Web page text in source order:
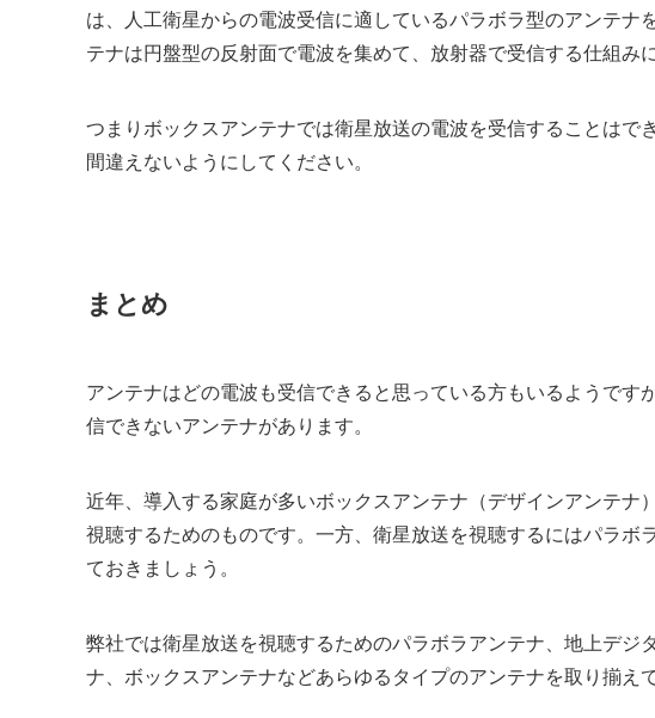
は、人工衛星からの電波受信に適しているパラボラ型のアンテナ
テナは円盤型の反射面で電波を集めて、放射器で受信する仕組み
つまりボックスアンテナでは衛星放送の電波を受信することはで
間違えないようにしてください。
まとめ
アンテナはどの電波も受信できると思っている方もいるようです
信できないアンテナがあります。
近年、導入する家庭が多いボックスアンテナ（デザインアンテナ
視聴するためのものです。一方、衛星放送を視聴するにはパラボ
ておきましょう。
弊社では衛星放送を視聴するためのパラボラアンテナ、地上デジ
ナ、ボックスアンテナなどあらゆるタイプのアンテナを取り揃え